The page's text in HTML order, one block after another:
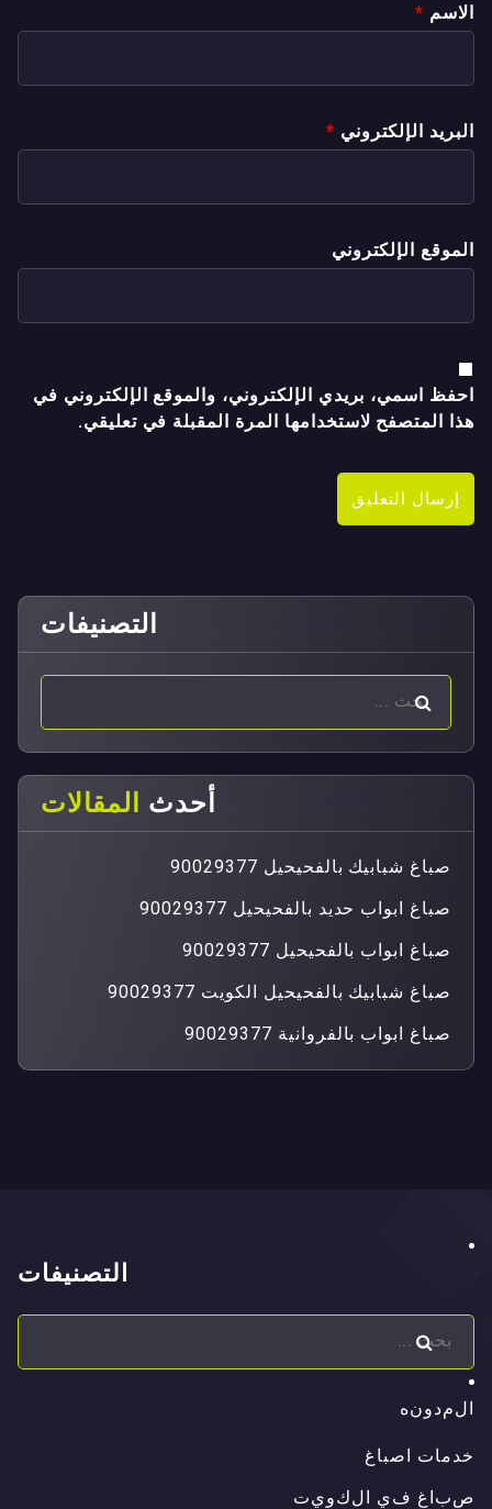
الاسم*
البريد الإلكتروني*
الموقع الإلكتروني
احفظ اسمي، بريدي الإلكتروني، والموقع الإلكتروني في
هذا المتصفح لاستخدامها المرة المقبلة في تعليقي.
التصنيفات
أحدث المقالات
صباغ شبابيك بالفحيحيل 90029377
صباغ ابواب حديد بالفحيحيل 90029377
صباغ ابواب بالفحيحيل 90029377
صباغ شبابيك بالفحيحيل الكويت 90029377
صباغ ابواب بالفروانية 90029377
التصنيفات
ل
لمدونه
خدمات اصباغ
ال
صباغ ف ي ا لكويت